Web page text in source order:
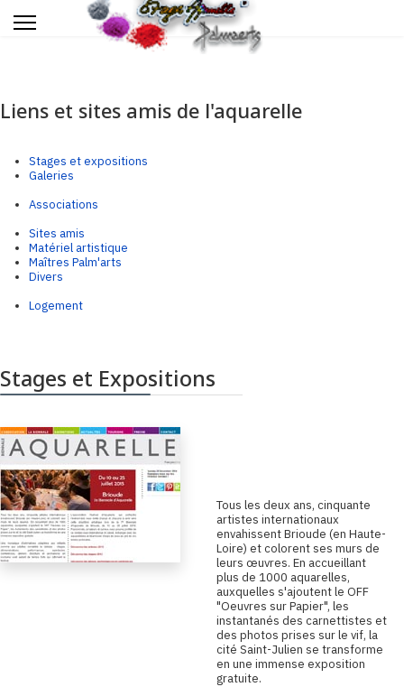
Liens et sites amis de l'aquarelle
Stages et expositions
Galeries
Associations
Sites amis
Matériel artistique
Maîtres Palm'arts
Divers
Logement
Stages et Expositions
Tous les deux ans, cinquante
artistes internationaux
envahissent Brioude (en Haute-
Loire) et colorent ses murs de
leurs œuvres. En accueillant
plus de 1000 aquarelles,
auxquelles s'ajoutent le OFF
"Oeuvres sur Papier", les
instantanés des carnettistes et
des photos prises sur le vif, la
cité Saint-Julien se transforme
en une immense exposition
gratuite.